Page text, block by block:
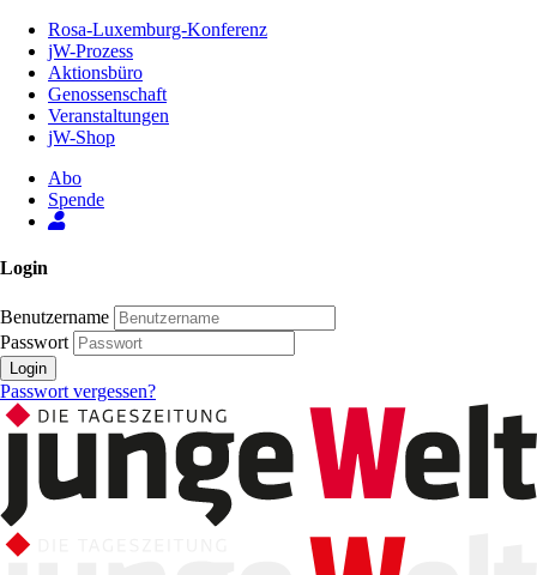
Inhalt
Seite
Rosa-Luxemburg-Konferenz
jW-Prozess
Aktionsbüro
Genossenschaft
Veranstaltungen
jW-Shop
Abo
Spende
Login
Benutzername
Passwort
Login
Passwort vergessen?